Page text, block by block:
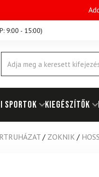
9:00 - 15:00)
Products
search
SPORTOK KIEGÉSZÍTŐK
/ ZOKNIK /